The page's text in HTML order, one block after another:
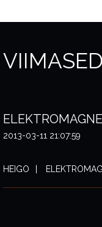
VIIMASED
2013-03-11 21:07:59
HEIGO